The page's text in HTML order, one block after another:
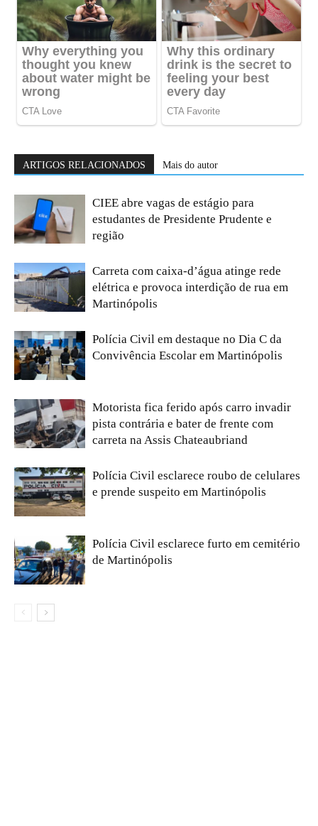
ARTIGOS RELACIONADOS Mais do autor
CIEE abre vagas de estágio para
estudantes de Presidente Prudente e
região
Carreta com caixa-d’água atinge rede
elétrica e provoca interdição de rua em
Martinópolis
Polícia Civil em destaque no Dia C da
Convivência Escolar em Martinópolis
Motorista fica ferido após carro invadir
pista contrária e bater de frente com
carreta na Assis Chateaubriand
Polícia Civil esclarece roubo de celulares
e prende suspeito em Martinópolis
Polícia Civil esclarece furto em cemitério
de Martinópolis